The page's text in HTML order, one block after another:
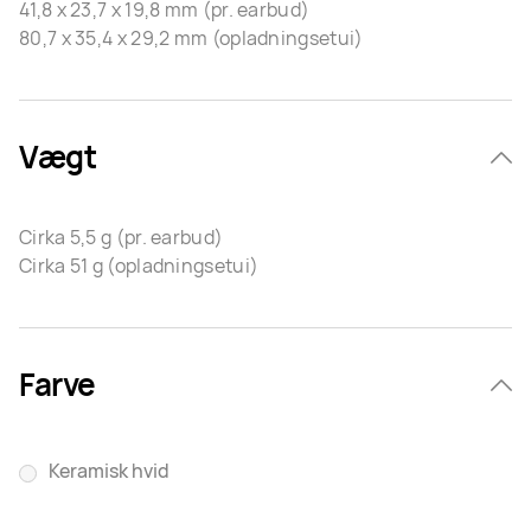
41,8 x 23,7 x 19,8 mm (pr. earbud)
80,7 x 35,4 x 29,2 mm (opladningsetui)
Vægt
Cirka 5,5 g (pr. earbud)
Cirka 51 g (opladningsetui)
Farve
Keramisk hvid